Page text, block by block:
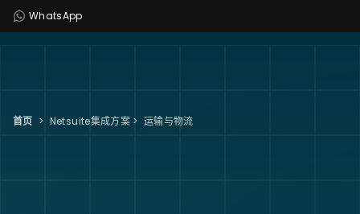
WhatsApp
首页 > Netsuite集成方案> 运输与物流